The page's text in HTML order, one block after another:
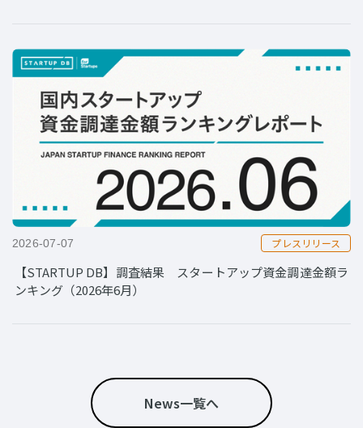
2026-07-07 プレスリリース
【STARTUP DB】調査結果 スタートアップ資金調達金額ラ
ンキング（2026年6月）
News一覧へ